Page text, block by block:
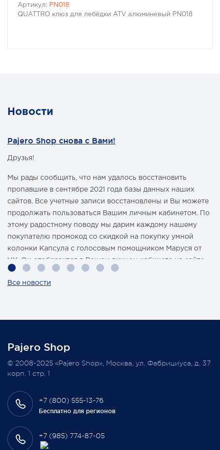
Артикул: PN018
QUATTRO клюз для лебёдки ATV алюминевый PN018
Новости
Pajero Shop снова с Вами!
Друзья!
Мы рады сообщить, что нам удалось восстановить
пропавшие в сентябре 2021 года базы данных наших
сайтов. Все учетные записи восстановлены и Вы можете
продолжать пользоваться Вашим личным кабинетом. По
этому радостному поводу мы дарим каждому нашему
покупателю промокод со скидкой на покупку умной
колонки Капсула с голосовым помощником Маруся от
VK. Он отобразится в Вашем личном кабинете на сайте
магазина Pajero Shop 14 февраля.
Всегда Ваш, Pajero Shop
3 февраля 2022
Все новости
Pajero Shop
+7 (800) 555-13-76
Бесплатно для регионов
+7 (985) 774-87-05
© 2008-2025 «Pajero Shop», Москва, ул. Фабрициуса, д. 37
корп. 1 стр. 1